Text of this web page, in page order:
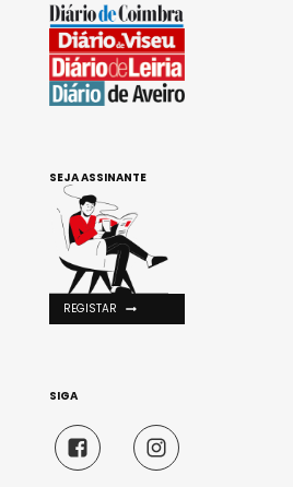
SEJA ASSINANTE
REGISTAR
SIGA